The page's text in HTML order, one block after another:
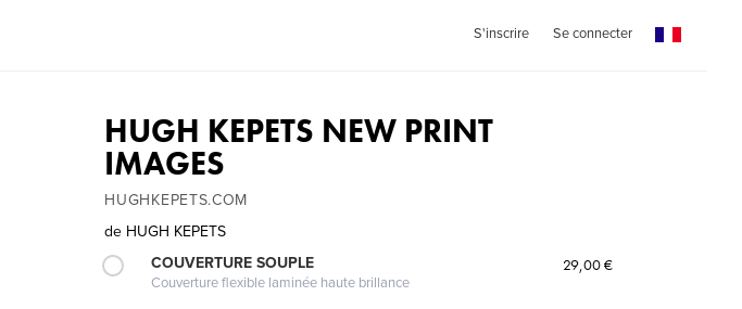
S'inscrire Se connecter
HUGH KEPETS NEW PRINT
IMAGES
HUGHKEPETS.COM
de HUGH KEPETS
COUVERTURE SOUPLE
Couverture flexible laminée haute brillance
29,00 €